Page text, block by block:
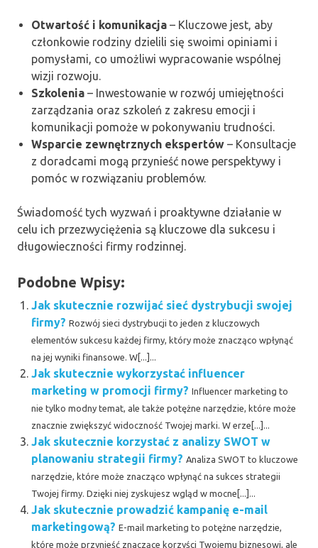
Otwartość i komunikacja – Kluczowe jest, aby
członkowie rodziny dzielili się swoimi opiniami i
pomysłami, co umożliwi wypracowanie wspólnej
wizji rozwoju.
Szkolenia – Inwestowanie w rozwój umiejętności
zarządzania oraz szkoleń z zakresu emocji i
komunikacji pomoże w pokonywaniu trudności.
Wsparcie zewnętrznych ekspertów – Konsultacje
z doradcami mogą przynieść nowe perspektywy i
pomóc w rozwiązaniu problemów.
Świadomość tych wyzwań i proaktywne działanie w
celu ich przezwyciężenia są kluczowe dla sukcesu i
długowieczności firmy rodzinnej.
Podobne Wpisy:
Jak skutecznie rozwijać sieć dystrybucji swojej
firmy? Rozwój sieci dystrybucji to jeden z kluczowych
elementów sukcesu każdej firmy, który może znacząco wpłynąć
na jej wyniki finansowe. W[...]...
Jak skutecznie wykorzystać influencer
marketing w promocji firmy? Influencer marketing to
nie tylko modny temat, ale także potężne narzędzie, które może
znacznie zwiększyć widoczność Twojej marki. W erze[...]...
Jak skutecznie korzystać z analizy SWOT w
planowaniu strategii firmy? Analiza SWOT to kluczowe
narzędzie, które może znacząco wpłynąć na sukces strategii
Twojej firmy. Dzięki niej zyskujesz wgląd w mocne[...]...
Jak skutecznie prowadzić kampanię e-mail
marketingową? E-mail marketing to potężne narzędzie,
które może przynieść znaczące korzyści Twojemu biznesowi, ale